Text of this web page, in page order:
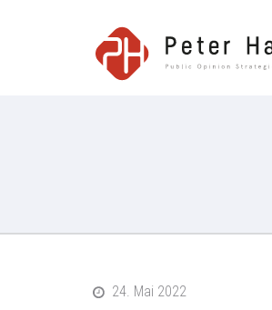
24. Mai 2022